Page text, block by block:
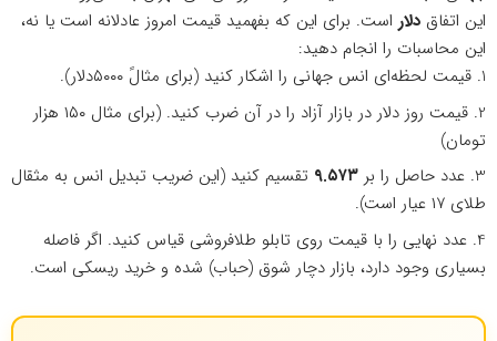
این اتفاق دلار است. برای این که بفهمید قیمت امروز عادلانه است یا نه،
این محاسبات را انجام دهید:
قیمت لحظه‌ای انس جهانی را اشکار کنید (برای مثالً ۵۰۰۰دلار).
قیمت روز دلار در بازار آزاد را در آن ضرب کنید. (برای مثال ۱۵۰ هزار
تومان)
عدد حاصل را بر ۹.۵۷۳ تقسیم کنید (این ضریب تبدیل انس به مثقال
طلای ۱۷ عیار است).
عدد نهایی را با قیمت روی تابلو طلافروشی قیاس کنید. اگر فاصله
بسیاری وجود دارد، بازار دچار شوق (حباب) شده و خرید ریسکی است.